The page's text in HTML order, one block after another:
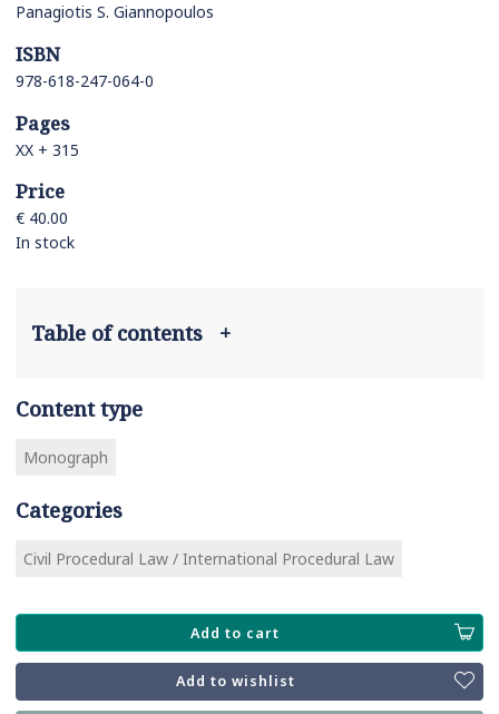
Panagiotis S. Giannopoulos
ISBN
978-618-247-064-0
Pages
ΧΧ + 315
Price
€ 40.00
In stock
Table of contents +
Content type
Monograph
Categories
Civil Procedural Law / International Procedural Law
Add to cart
Add to wishlist